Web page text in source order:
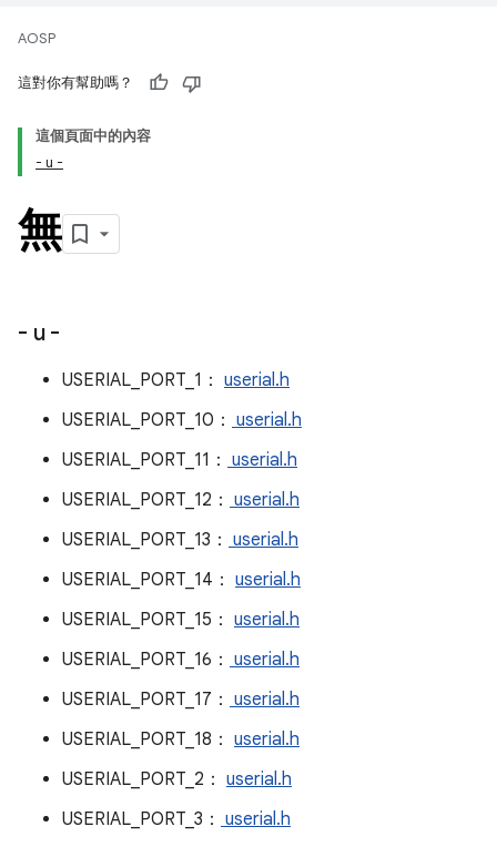
AOSP
這對你有幫助嗎？
這個頁面中的內容
- u -
無
- u -
USERIAL_PORT_1： userial.h
USERIAL_PORT_10： userial.h
USERIAL_PORT_11： userial.h
USERIAL_PORT_12： userial.h
USERIAL_PORT_13： userial.h
USERIAL_PORT_14： userial.h
USERIAL_PORT_15： userial.h
USERIAL_PORT_16： userial.h
USERIAL_PORT_17： userial.h
USERIAL_PORT_18： userial.h
USERIAL_PORT_2： userial.h
USERIAL_PORT_3： userial.h